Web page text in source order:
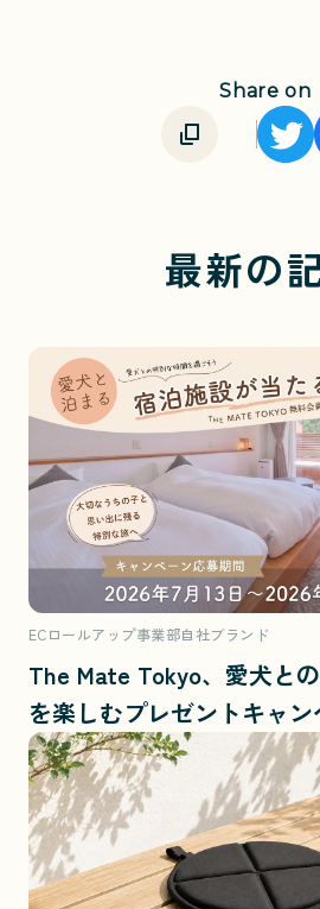
Share on
最新の
ECロールアップ事業部自社ブランド
The Mate Tokyo、愛犬と
を楽しむプレゼントキャン
より開始